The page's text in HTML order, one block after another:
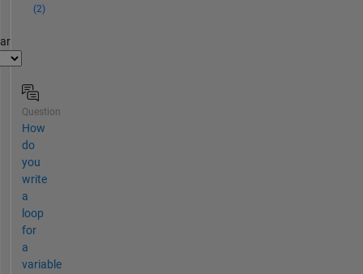
(2)
Question
How
do
you
write
a
loop
for
a
variable